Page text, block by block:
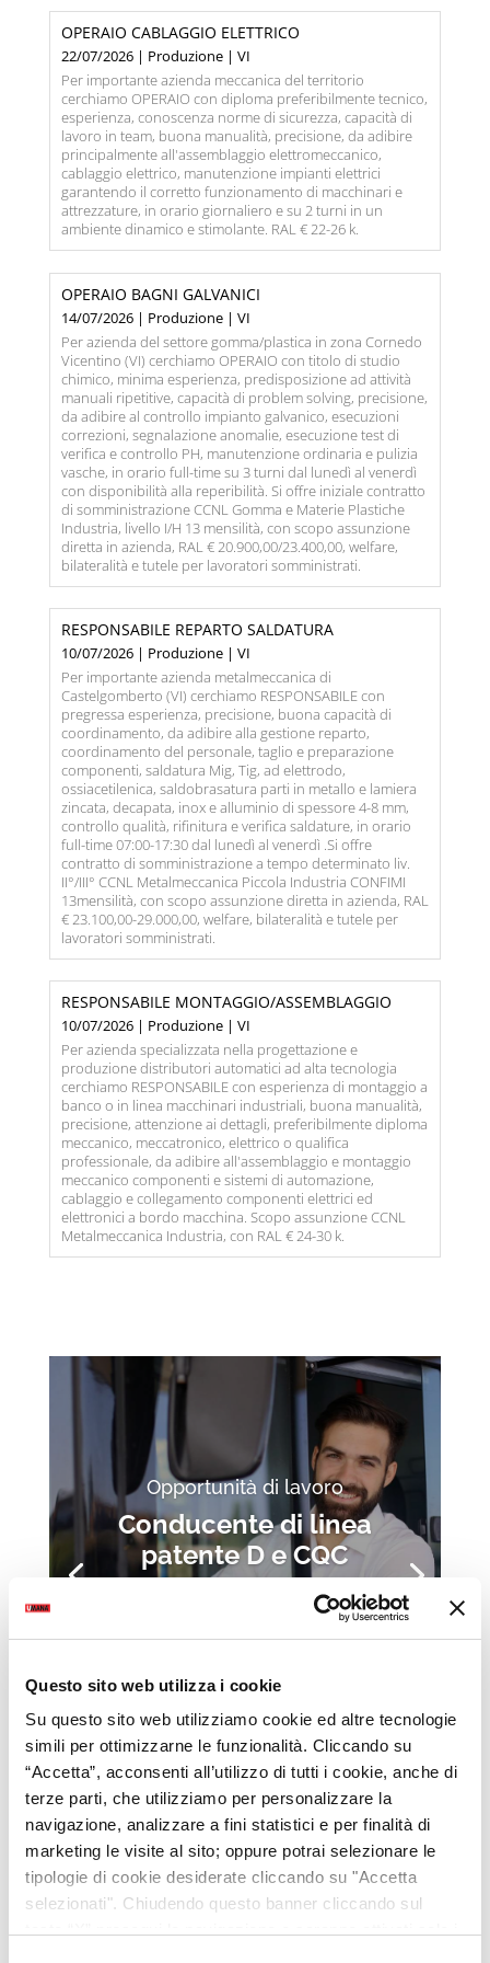
Questo sito web utilizza i cookie
Su questo sito web utilizziamo cookie ed altre tecnologie
simili per ottimizzarne le funzionalità. Cliccando su
“Accetta”, acconsenti all’utilizzo di tutti i cookie, anche di
terze parti, che utilizziamo per personalizzare la
navigazione, analizzare a fini statistici e per finalità di
marketing le visite al sito; oppure potrai selezionare le
tipologie di cookie desiderate cliccando su "Accetta
selezionati". Chiudendo questo banner cliccando sul
OPERAIO CABLAGGIO ELETTRICO
22/07/2026 | Produzione | VI
Per importante azienda meccanica del territorio
cerchiamo OPERAIO con diploma preferibilmente tecnico,
esperienza, conoscenza norme di sicurezza, capacità di
lavoro in team, buona manualità, precisione, da adibire
principalmente all'assemblaggio elettromeccanico,
cablaggio elettrico, manutenzione impianti elettrici
garantendo il corretto funzionamento di macchinari e
attrezzature, in orario giornaliero e su 2 turni in un
ambiente dinamico e stimolante. RAL € 22-26 k.
OPERAIO BAGNI GALVANICI
14/07/2026 | Produzione | VI
Per azienda del settore gomma/plastica in zona Cornedo
Vicentino (VI) cerchiamo OPERAIO con titolo di studio
chimico, minima esperienza, predisposizione ad attività
manuali ripetitive, capacità di problem solving, precisione,
da adibire al controllo impianto galvanico, esecuzioni
correzioni, segnalazione anomalie, esecuzione test di
verifica e controllo PH, manutenzione ordinaria e pulizia
vasche, in orario full-time su 3 turni dal lunedì al venerdì
con disponibilità alla reperibilità. Si offre iniziale contratto
di somministrazione CCNL Gomma e Materie Plastiche
Industria, livello I/H 13 mensilità, con scopo assunzione
diretta in azienda, RAL € 20.900,00/23.400,00, welfare,
bilateralità e tutele per lavoratori somministrati.
RESPONSABILE REPARTO SALDATURA
10/07/2026 | Produzione | VI
Per importante azienda metalmeccanica di
Castelgomberto (VI) cerchiamo RESPONSABILE con
pregressa esperienza, precisione, buona capacità di
coordinamento, da adibire alla gestione reparto,
coordinamento del personale, taglio e preparazione
componenti, saldatura Mig, Tig, ad elettrodo,
ossiacetilenica, saldobrasatura parti in metallo e lamiera
zincata, decapata, inox e alluminio di spessore 4-8 mm,
controllo qualità, rifinitura e verifica saldature, in orario
full-time 07:00-17:30 dal lunedì al venerdì .Si offre
contratto di somministrazione a tempo determinato liv.
II°/III° CCNL Metalmeccanica Piccola Industria CONFIMI
13mensilità, con scopo assunzione diretta in azienda, RAL
€ 23.100,00-29.000,00, welfare, bilateralità e tutele per
lavoratori somministrati.
RESPONSABILE MONTAGGIO/ASSEMBLAGGIO
10/07/2026 | Produzione | VI
Per azienda specializzata nella progettazione e
produzione distributori automatici ad alta tecnologia
cerchiamo RESPONSABILE con esperienza di montaggio a
banco o in linea macchinari industriali, buona manualità,
precisione, attenzione ai dettagli, preferibilmente diploma
meccanico, meccatronico, elettrico o qualifica
professionale, da adibire all'assemblaggio e montaggio
meccanico componenti e sistemi di automazione,
cablaggio e collegamento componenti elettrici ed
elettronici a bordo macchina. Scopo assunzione CCNL
Metalmeccanica Industria, con RAL € 24-30 k.
Opportunità di lavoro
Conducente di linea
patente D e CQC
Scopri di più